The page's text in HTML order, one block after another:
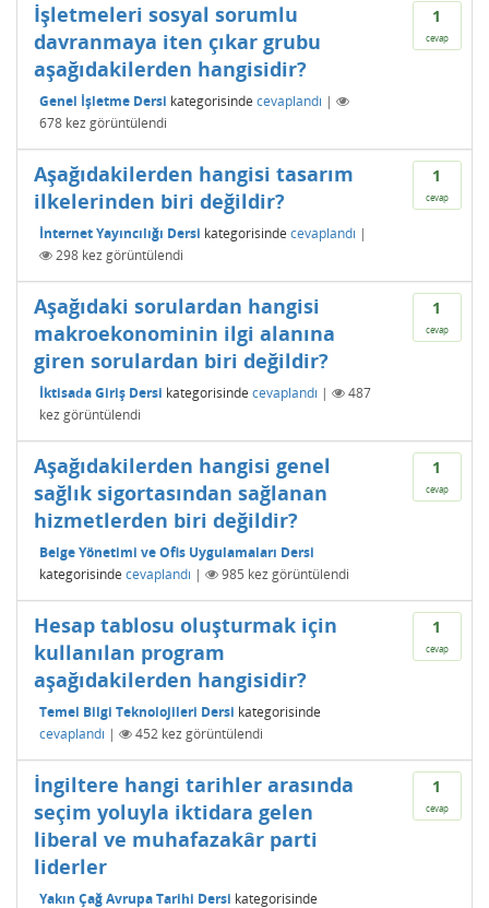
1
cevap
İşletmeleri sosyal sorumlu
davranmaya iten çıkar grubu
aşağıdakilerden hangisidir?
Genel İşletme Dersi kategorisinde cevaplandı |
678 kez görüntülendi
1
cevap
Aşağıdakilerden hangisi tasarım
ilkelerinden biri değildir?
İnternet Yayıncılığı Dersi kategorisinde cevaplandı |
298 kez görüntülendi
1
cevap
Aşağıdaki sorulardan hangisi
makroekonominin ilgi alanına
giren sorulardan biri değildir?
İktisada Giriş Dersi kategorisinde cevaplandı |
487
kez görüntülendi
1
cevap
Aşağıdakilerden hangisi genel
sağlık sigortasından sağlanan
hizmetlerden biri değildir?
Belge Yönetimi ve Ofis Uygulamaları Dersi
kategorisinde cevaplandı | 985 kez görüntülendi
1
cevap
Hesap tablosu oluşturmak için
kullanılan program
aşağıdakilerden hangisidir?
Temel Bilgi Teknolojileri Dersi kategorisinde
cevaplandı | 452 kez görüntülendi
1
cevap
İngiltere hangi tarihler arasında
seçim yoluyla iktidara gelen
liberal ve muhafazakâr parti
liderler
Yakın Çağ Avrupa Tarihi Dersi kategorisinde